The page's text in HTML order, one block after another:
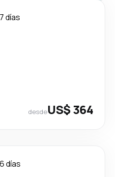
7 días
desdeUS$ 364
6 días